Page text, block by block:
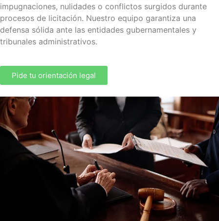
impugnaciones, nulidades o conflictos surgidos durante
procesos de licitación. Nuestro equipo garantiza una
defensa sólida ante las entidades gubernamentales y
tribunales administrativos.
Pide tu orientación legal